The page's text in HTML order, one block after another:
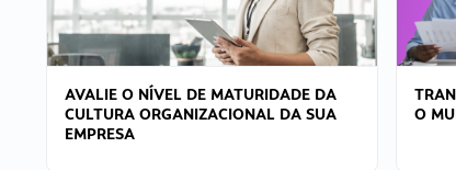
AVALIE O NÍVEL DE MATURIDADE DA
CULTURA ORGANIZACIONAL DA SUA
EMPRESA
O